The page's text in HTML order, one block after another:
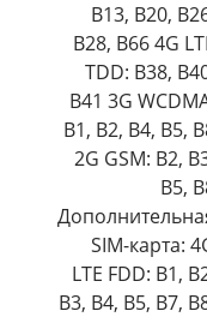
B13, B20,
B28, B66 4G
TDD: B38,
B41 3G
B1, B2, B4, B5,
2G GSM: B2,
B5,
SIM-карта:
LTE FDD: B1,
B3, B4, B5, B7,